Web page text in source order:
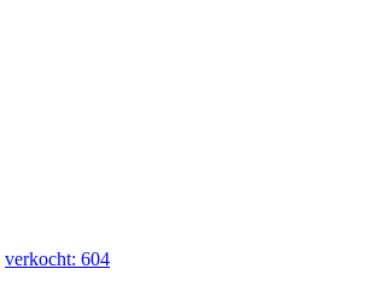
verkocht: 604